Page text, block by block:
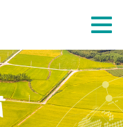
切
导
航